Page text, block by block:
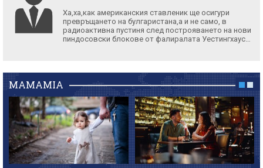
Ха,ха,как американския ставленик ще осигури
превръщането на булгаристана,а и не само, в
радиоактивна пустиня след построяването на нови
пиндосовски блокове от фалиралата Уестингхаус…
MAMAMIA